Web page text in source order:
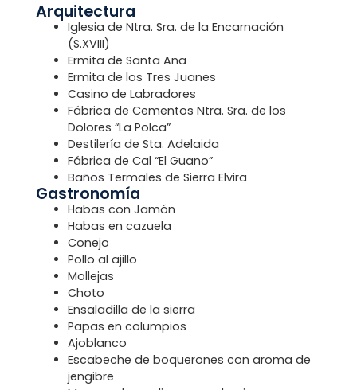
Arquitectura
Iglesia de Ntra. Sra. de la Encarnación
(S.XVIII)
Ermita de Santa Ana
Ermita de los Tres Juanes
Casino de Labradores
Fábrica de Cementos Ntra. Sra. de los
Dolores “La Polca”
Destilería de Sta. Adelaida
Fábrica de Cal “El Guano”
Baños Termales de Sierra Elvira
Gastronomía
Habas con Jamón
Habas en cazuela
Conejo
Pollo al ajillo
Mollejas
Choto
Ensaladilla de la sierra
Papas en columpios
Ajoblanco
Escabeche de boquerones con aroma de
jengibre